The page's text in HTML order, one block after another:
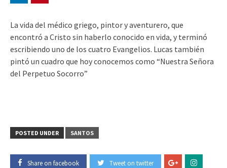
La vida del médico griego, pintor y aventurero, que
encontró a Cristo sin haberlo conocido en vida, y terminó
escribiendo uno de los cuatro Evangelios. Lucas también
pintó un cuadro que hoy conocemos como “Nuestra Señora
del Perpetuo Socorro”
POSTED UNDER SANTOS
Share on facebook Tweet on twitter